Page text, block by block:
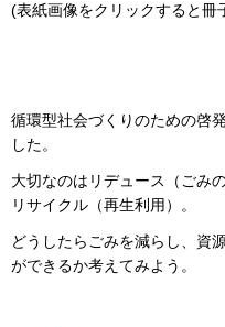
(表紙画像をクリックすると冊
循環型社会づくりのための啓
した。
大切なのはリデュース（ごみ
リサイクル（再生利用）。
どうしたらごみを減らし、資
ができるか考えてみよう。